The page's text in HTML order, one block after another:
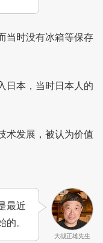
当时没有冰箱等保存
日本，当时日本人的
术发展，被认为价值
大槻正雄先生
最近
。